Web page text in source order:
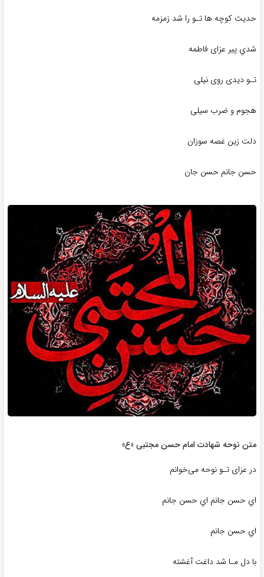
حدیث کوچه ها تـو را شد زمزمه
شدي پیر عزای فاطمه
تـو دیدی روی نیلی
هجوم و ضرب سیلی
دلت زین غصه سوزان
حسن جانم حسن جان
متن نوحه شهادت امام حسن مجتبی «ع»
در عزای تـو نوحه می‌خوانم
اي حسن‌ جانم اي حسن جانم
اي حسن جانم
با دل مـا شد داغت آغشته